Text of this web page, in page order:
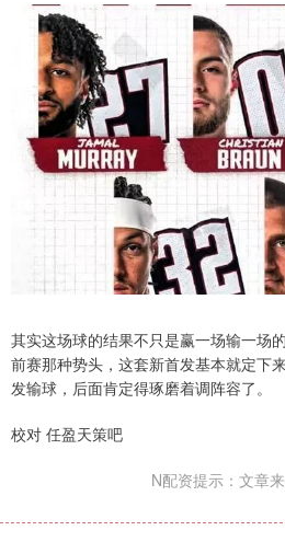
其实这场球的结果不只是赢一场输一场
前赛那种势头，这套新首发基本就定下
发输球，后面肯定得琢磨着调阵容了。
校对 任盈天策吧
N配资提示：文章